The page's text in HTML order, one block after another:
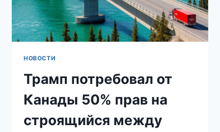
НОВОСТИ
Трамп потребовал от
Канады 50% прав на
строящийся между